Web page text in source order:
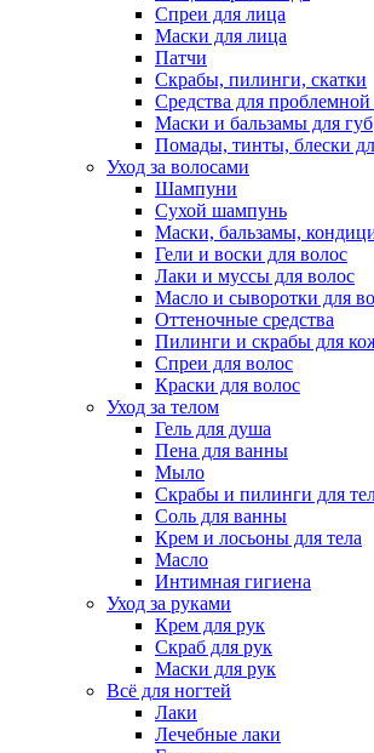
Спреи для лица
Маски для лица
Патчи
Скрабы, пилинги, скатки
Средства для
Маски и бальзамы для губ
Помады, тинты, блески
Уход за волосами
Шампуни
Сухой шампунь
Маски, бальзамы,
Гели и воски для волос
Лаки и муссы для волос
Масло и сыворотки для
Оттеночные средства
Пилинги и скрабы для
Спреи для волос
Краски для волос
Уход за телом
Гель для душа
Пена для ванны
Мыло
Скрабы и пилинги для
Соль для ванны
Крем и лосьоны для тела
Масло
Интимная гигиена
Уход за руками
Крем для рук
Скраб для рук
Маски для рук
Всё для ногтей
Лаки
Лечебные лаки